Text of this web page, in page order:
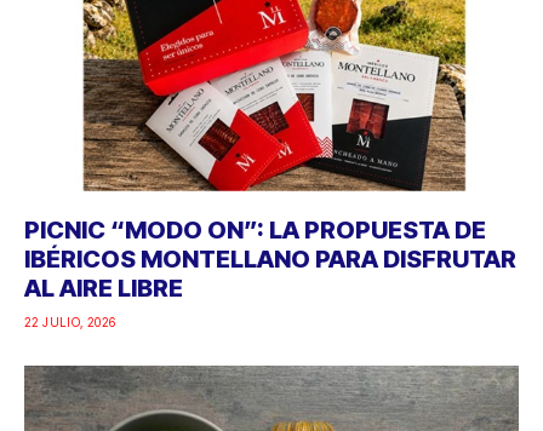
PICNIC “MODO ON”: LA PROPUESTA DE
IBÉRICOS MONTELLANO PARA DISFRUTAR
AL AIRE LIBRE
22 JULIO, 2026